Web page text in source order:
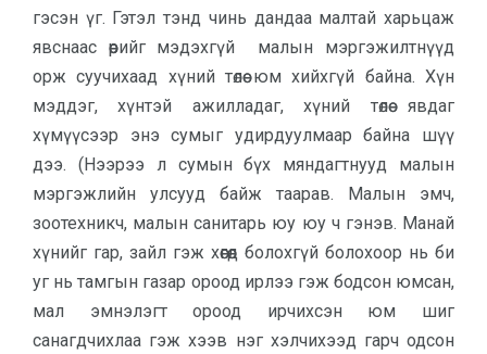
гэсэн үг. Гэтэл тэнд чинь дандаа малтай харьцаж
явснаас өөрийг мэдэхгүй малын мэргэжилтнүүд
орж суучихаад хүний төлөө юм хийхгүй байна. Хүн
мэддэг, хүнтэй ажилладаг, хүний төлөө явдаг
хүмүүсээр энэ сумыг удирдуулмаар байна шүү
дээ. (Нээрээ л сумын бүх мяндагтнууд малын
мэргэжлийн улсууд байж таарав. Малын эмч,
зоотехникч, малын санитарь юу юу ч гэнэв. Манай
хүнийг гар, зайл гэж хөөгөөд болохгүй болохоор нь би
уг нь тамгын газар ороод ирлээ гэж бодсон юмсан,
мал эмнэлэгт ороод ирчихсэн юм шиг
санагдчихлаа гэж хээв нэг хэлчихээд гарч одсон